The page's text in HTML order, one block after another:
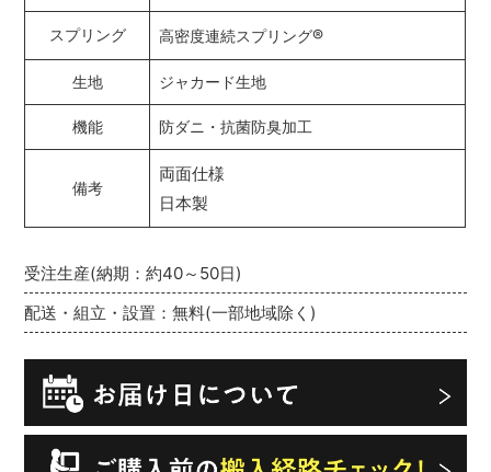
受注生産(納期：約40～50日)
配送・組立・設置：無料(一部地域除く)
スプリング 高密度連続スプリング®
生地 ジャカード生地
機能 防ダニ・抗菌防臭加工
備考
両面仕様
日本製